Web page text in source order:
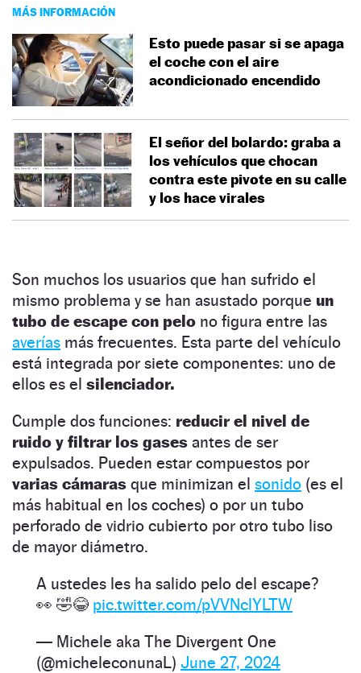
MÁS INFORMACIÓN
Esto puede pasar si se apaga
el coche con el aire
acondicionado encendido
El señor del bolardo: graba a
los vehículos que chocan
contra este pivote en su calle
y los hace virales
Son muchos los usuarios que han sufrido el
mismo problema y se han asustado porque un
tubo de escape con pelo no figura entre las
averías más frecuentes. Esta parte del vehículo
está integrada por siete componentes: uno de
ellos es el silenciador.
Cumple dos funciones: reducir el nivel de
ruido y filtrar los gases antes de ser
expulsados. Pueden estar compuestos por
varias cámaras que minimizan el sonido (es el
más habitual en los coches) o por un tubo
perforado de vidrio cubierto por otro tubo liso
de mayor diámetro.
A ustedes les ha salido pelo del escape?
👀 🤣😂 pic.twitter.com/pVVNclYLTW
— Michele aka The Divergent One
(@micheleconunaL) June 27, 2024